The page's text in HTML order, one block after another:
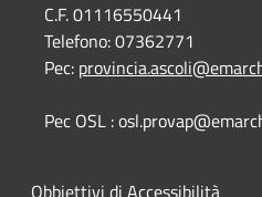
C.F. 01116550441
Telefono:07362771
Pec:
Pec OSL :